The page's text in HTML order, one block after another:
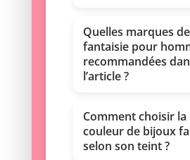
Quelles marques
fantaisie pour
recommandées
l’article ?
Comment choisir
couleur de bijoux
selon son teint ?